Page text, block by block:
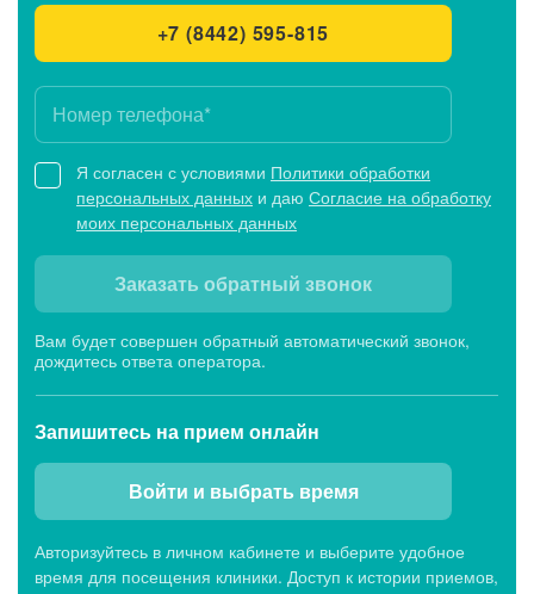
+7 (8442) 595-815
Я согласен с условиями Политики обработки
персональных данных и даю Согласие на обработку
моих персональных данных
Заказать обратный звонок
Вам будет совершен обратный автоматический звонок,
дождитесь ответа оператора.
Запишитесь на прием онлайн
Войти и выбрать время
Авторизуйтесь в личном кабинете и выберите удобное
время для посещения клиники. Доступ к истории приемов,